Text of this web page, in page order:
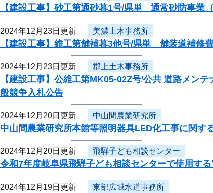
【建設工事】砂工第通砂暮1号/県単 通常砂防事業
2024年12月23日更新 美濃土木事務所
【建設工事】維工第舗補暮3他号/県単 舗装道補修
2024年12月23日更新 郡上土木事務所
【建設工事】公維工第MK05-02Z号/公共 道路メン
般競争入札公告
2024年12月20日更新 中山間農業研究所
中山間農業研究所本館等照明器具LED化工事に関す
2024年12月20日更新 飛騨子ども相談センター
令和7年度岐阜県飛騨子ども相談センターで使用す
2024年12月19日更新 東部広域水道事務所